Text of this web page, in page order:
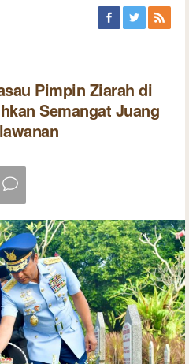
Pimpin Ziarah di
Semangat Juang